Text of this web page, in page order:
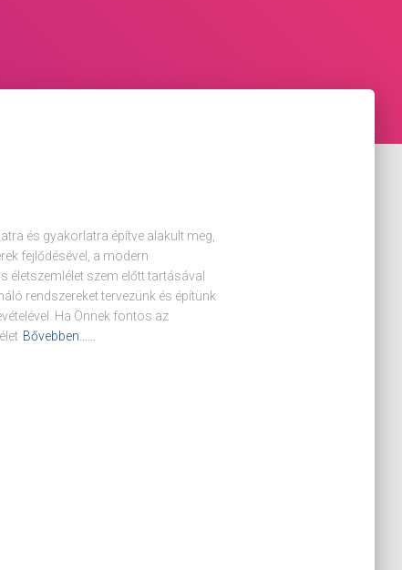
és gyakorlatra építve alakult meg,
fejlődésével, a modern
életszemlélet szem előtt tartásával
rendszereket tervezünk és építünk
Ha Önnek fontos az
Bővebben……